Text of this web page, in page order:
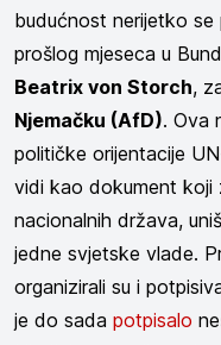
budućnost nerijetko se
prošlog mjeseca u
Beatrix von Storch,
Njemačku (AfD). Ova
političke orijentacije
vidi kao dokument koji
nacionalnih država,
jedne svjetske vlade.
organizirali su i
je do sada potpisalo